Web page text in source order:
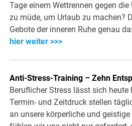
Tage einem Wettrennen gegen
zu müde, um Urlaub zu machen?
Gebote der inneren Ruhe genau
hier weiter >>>
Anti-Stress-Training – Zehn
Beruflicher Stress lässt sich heute
Termin- und Zeitdruck stellen
an unsere körperliche und